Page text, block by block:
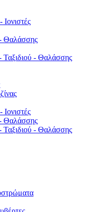
Θαλάσσης
Ταξιδιού - Θαλάσσης
Θαλάσσης
Ταξιδιού - Θαλάσσης